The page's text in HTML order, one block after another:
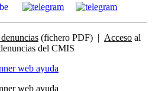
(fichero PDF) | Acceso al
del CMIS